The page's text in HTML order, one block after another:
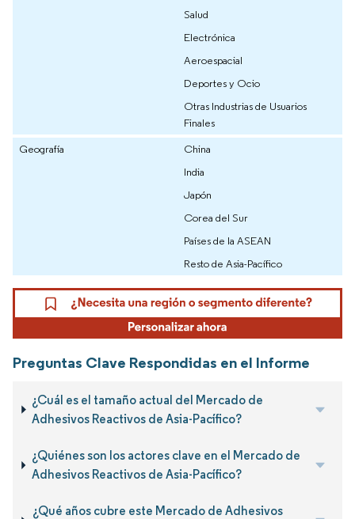
Salud
Electrónica
Aeroespacial
Deportes y Ocio
Otras Industrias de Usuarios
Finales
Geografía
China
India
Japón
Corea del Sur
Países de la ASEAN
Resto de Asia-Pacífico
Preguntas Clave Respondidas en el Informe
¿Cuál es el tamaño actual del Mercado de
Adhesivos Reactivos de Asia-Pacífico?
¿Quiénes son los actores clave en el Mercado de
Adhesivos Reactivos de Asia-Pacífico?
¿Qué años cubre este Mercado de Adhesivos